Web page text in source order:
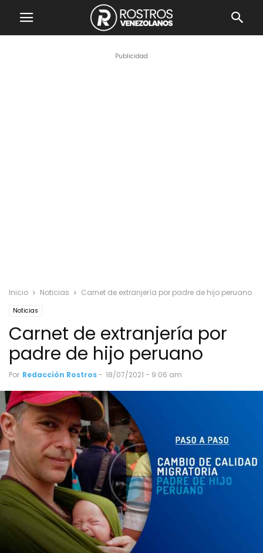
Publicidad
Inicio Noticias Carnet de extranjería por padre de hijo peruano
Noticias
Carnet de extranjería por
padre de hijo peruano
Por Redacción Rostros- 18/07/2021 - 9:06 am